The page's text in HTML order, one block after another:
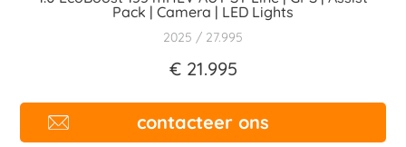
Pack | Camera | LED Lights
2025 27.995
€ 21.995
contacteer ons